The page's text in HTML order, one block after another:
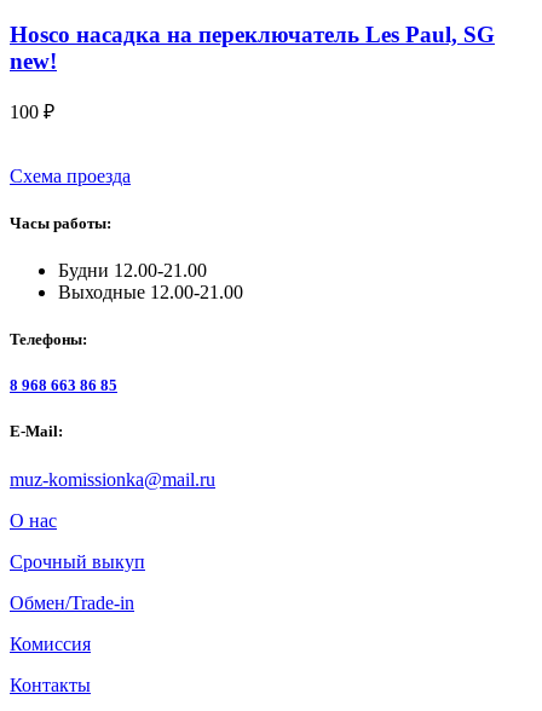
Hosco насадка на переключатель Les Paul, SG
new!
100 ₽
Схема проезда
Часы работы:
Будни 12.00-21.00
Выходные 12.00-21.00
Телефоны:
8 968 663 86 85
E-Mail:
muz-komissionka@mail.ru
О нас
Срочный выкуп
Обмен/Trade-in
Комиссия
Контакты